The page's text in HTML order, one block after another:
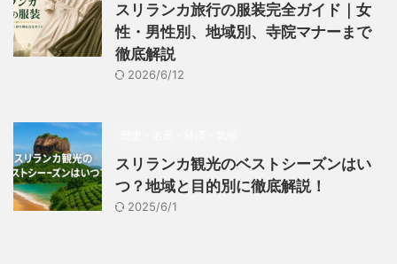
スリランカ旅行の服装完全ガイド｜女
性・男性別、地域別、寺院マナーまで
徹底解説
2026/6/12
スリランカ観光のベストシーズンはい
つ？地域と目的別に徹底解説！
2025/6/1